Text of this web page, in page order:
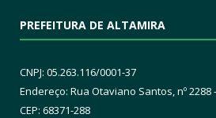
PREFEITURA DE ALTAMIRA
CNPJ: 05.263.116/0001-37
Endereço: Rua Otaviano Santos, nº 2288
CEP: 68371-288